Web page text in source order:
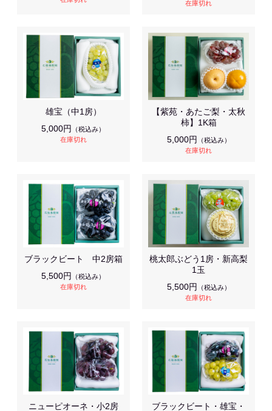
在庫切れ
雄宝（中1房）
5,000円
（税込み）
在庫切れ
【紫苑・あたご梨・太秋
柿】1K箱
5,000円
（税込み）
在庫切れ
ブラックビート 中2房箱
5,500円
（税込み）
在庫切れ
桃太郎ぶどう1房・新高梨
1玉
5,500円
（税込み）
在庫切れ
ニューピオーネ・小2房 ブラックビート・雄宝・